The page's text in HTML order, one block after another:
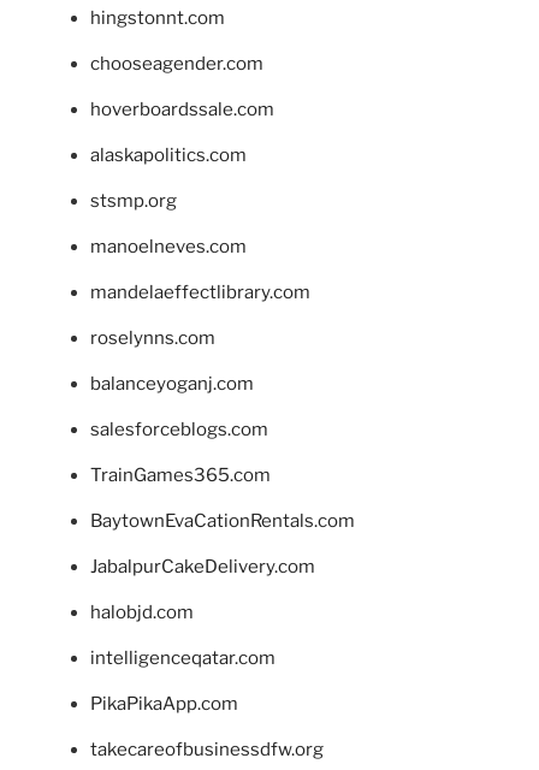
hingstonnt.com
chooseagender.com
hoverboardssale.com
alaskapolitics.com
stsmp.org
manoelneves.com
mandelaeffectlibrary.com
roselynns.com
balanceyoganj.com
salesforceblogs.com
TrainGames365.com
BaytownEvaCationRentals.com
JabalpurCakeDelivery.com
halobjd.com
intelligenceqatar.com
PikaPikaApp.com
takecareofbusinessdfw.org